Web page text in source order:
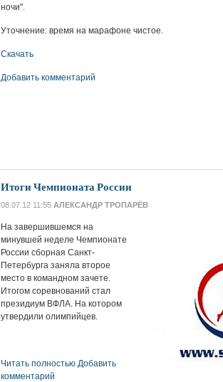
ночи".
Уточнение: время на марафоне чистое.
Скачать
Добавить комментарий
Итоги Чемпионата России
08.07.12 11:55 АЛЕКСАНДР ТРОПАРЁВ
На завершившемся на
минувшей неделе Чемпионате
России сборная Санкт-
Петербурга заняла второе
место в командном зачете.
Итогом соревнований стал
президиум ВФЛА. На котором
утвердили олимпийцев.
Читать полностью Добавить
комментарий